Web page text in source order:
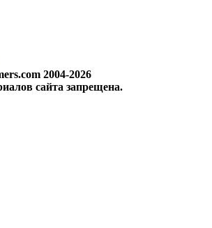
2004-2026
сайта запрещена.